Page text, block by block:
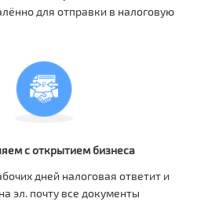
для отправки в налоговую
с открытием бизнеса
дней налоговая ответит и
эл. почту все документы